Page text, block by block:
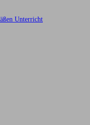
Unterricht